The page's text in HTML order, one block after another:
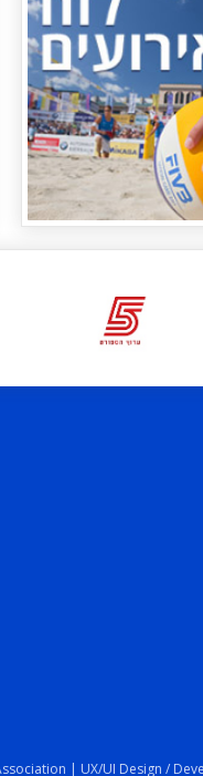
| UX/UI Design /